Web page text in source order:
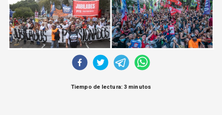
Tiempo de lectura: 3 minutos